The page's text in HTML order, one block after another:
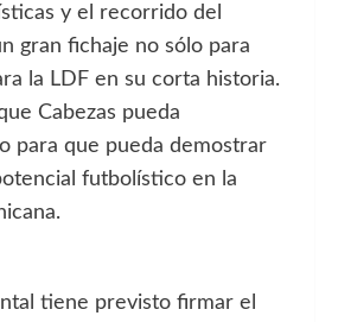
y el recorrido del
gran fichaje no sólo para
la LDF en su corta historia.
Cabezas pueda
para que pueda demostrar
futbolístico en la
tiene previsto firmar el